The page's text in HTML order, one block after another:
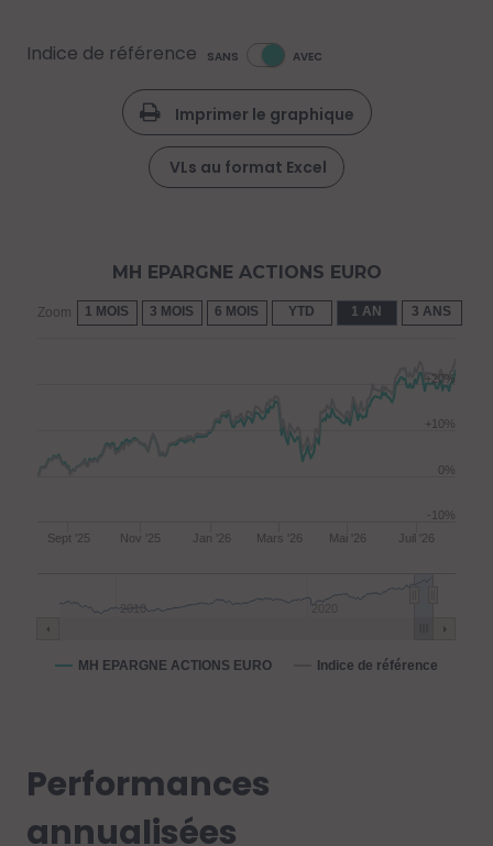
Indice de référence SANS AVEC
Imprimer le graphique
VLs au format Excel
Zoom 1 MOIS 3 MOIS 6 MOIS YTD 1 AN 3 ANS
MH EPARGNE ACTIONS EURO
MH EPARGNE ACTIONS EURO Indice de référence
Sept '25 Nov '25 Jan '26 Mars '26 Mai '26 Juil '26
2010
-10%
0%
+10%
+20%
Performances
annualisées